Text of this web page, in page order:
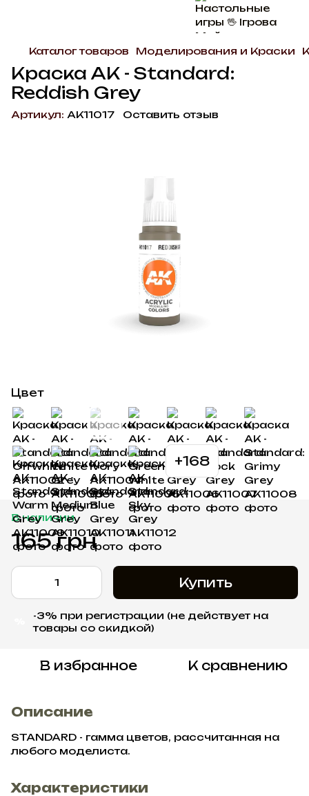
Каталог товаров Моделирования и Краски
Краска AK - Standard:
Reddish Grey
Артикул: AK11017 Оставить отзыв
Цвет
+168
В наличии
165 грн
Купить
-3% при регистрации (не действует на
товары со скидкой)
В избранное К сравнению
Описание
STANDARD - гамма цветов, рассчитанная на
любого моделиста.
Характеристики